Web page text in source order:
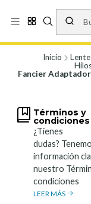
Vísita nuestro local en
19.00, Sábados 10:00 a
Inicio
Fancier
Términos y
condiciones
¿Tienes
dudas?
información
nuestro
condiciones
LEER MÁS